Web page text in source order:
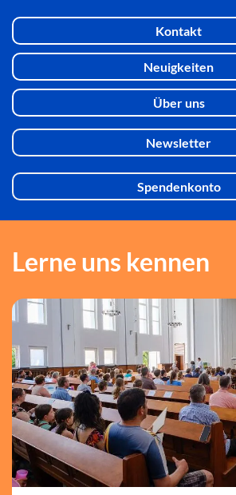
Kontakt
Neuigkeiten
Über uns
Newsletter
Spendenkonto
Lerne uns kennen